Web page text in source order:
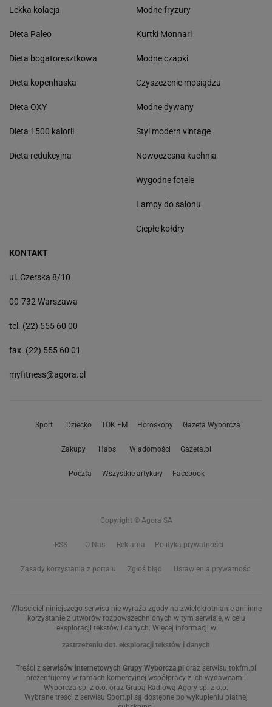
Lekka kolacja
Dieta Paleo
Dieta bogatoresztkowa
Dieta kopenhaska
Dieta OXY
Dieta 1500 kalorii
Dieta redukcyjna
Modne fryzury
Kurtki Monnari
Modne czapki
Czyszczenie mosiądzu
Modne dywany
Styl modern vintage
Nowoczesna kuchnia
Wygodne fotele
Lampy do salonu
Ciepłe kołdry
KONTAKT
ul. Czerska 8/10
00-732 Warszawa
tel. (22) 555 60 00
fax. (22) 555 60 01
myfitness@agora.pl
Sport Dziecko TOK FM Horoskopy Gazeta Wyborcza
Zakupy Haps Wiadomości Gazeta.pl
Poczta Wszystkie artykuły Facebook
Copyright © Agora SA
RSS O Nas Reklama Polityka prywatności
Zasady korzystania z portalu Zgłoś błąd Ustawienia prywatności
Właściciel niniejszego serwisu nie wyraża zgody na zwielokrotnianie ani inne
korzystanie z utworów rozpowszechnionych w tym serwisie, w celu
eksploracji tekstów i danych. Więcej informacji w
zastrzeżeniu dot. eksploracji tekstów i danych
Treści z serwisów internetowych Grupy Wyborcza.pl oraz serwisu tokfm.pl
prezentujemy w ramach komercyjnej współpracy z ich wydawcami:
Wyborcza sp. z o.o. oraz Grupą Radiową Agory sp. z o.o.
Wybrane treści z serwisu Sport.pl są dostępne po wykupieniu płatnej